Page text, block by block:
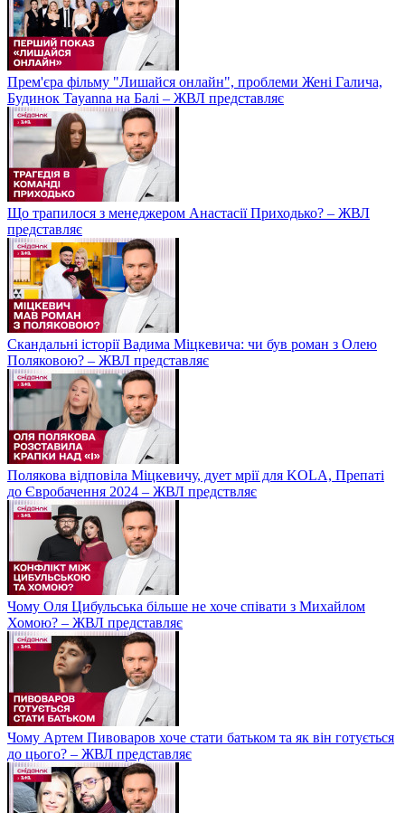
Прем'єра фільму "Лишайся онлайн", проблеми Жені Галича,
Будинок Tayanna на Балі – ЖВЛ представляє
Що трапилося з менеджером Анастасії Приходько? – ЖВЛ
представляє
Скандальні історії Вадима Міцкевича: чи був роман з Олею
Поляковою? – ЖВЛ представляє
Полякова відповіла Міцкевичу, дует мрії для KOLA, Препаті
до Євробачення 2024 – ЖВЛ предствляє
Чому Оля Цибульська більше не хоче співати з Михайлом
Хомою? – ЖВЛ представляє
Чому Артем Пивоваров хоче стати батьком та як він готується
до цього? – ЖВЛ представляє